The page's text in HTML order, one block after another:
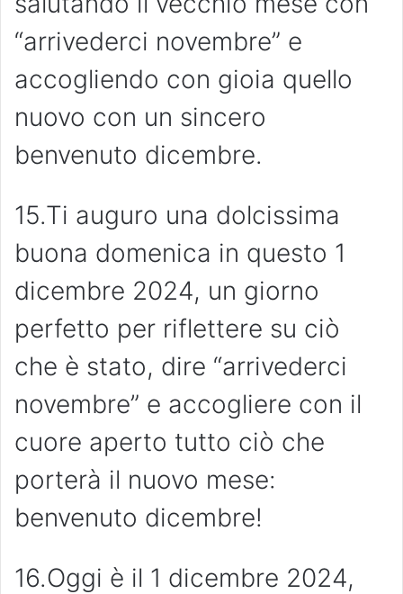
“arrivederci novembre” e
accogliendo con gioia quello
nuovo con un sincero
benvenuto dicembre.
15.Ti auguro una dolcissima
buona domenica in questo 1
dicembre 2024, un giorno
perfetto per riflettere su ciò
che è stato, dire “arrivederci
novembre” e accogliere con il
cuore aperto tutto ciò che
porterà il nuovo mese:
benvenuto dicembre!
16.Oggi è il 1 dicembre 2024,